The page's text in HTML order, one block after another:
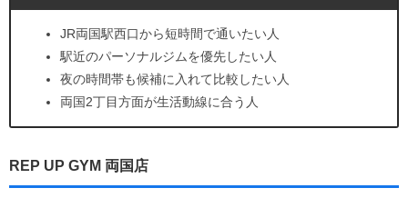
JR両国駅西口から短時間で通いたい人
駅近のパーソナルジムを優先したい人
夜の時間帯も候補に入れて比較したい人
両国2丁目方面が生活動線に合う人
REP UP GYM 両国店